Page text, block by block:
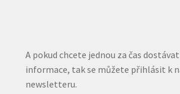
A pokud chcete jednou za čas
informace, tak se můžete přihlásit k
newsletteru.